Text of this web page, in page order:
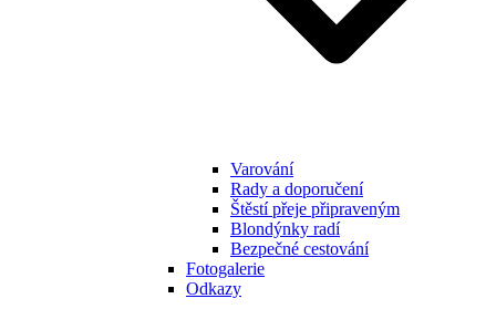
Varování
Rady a doporučení
Štěstí přeje připraveným
Blondýnky radí
Bezpečné cestování
Fotogalerie
Odkazy